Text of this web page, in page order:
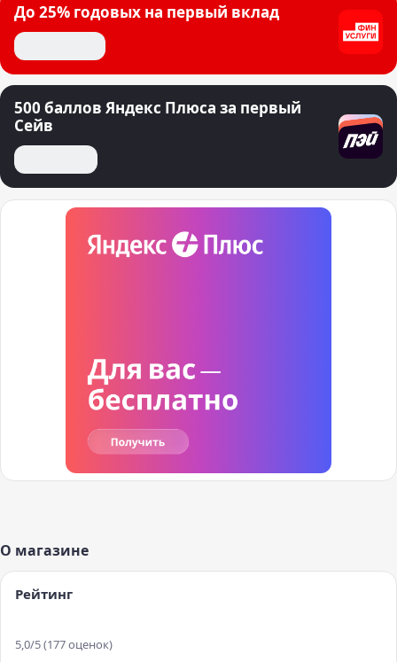
До 25% годовых на первый вклад
Открыть вклад
500 баллов Яндекс Плюса за первый
Сейв
Открыть сейв
О магазине
Рейтинг
5,0/5(177оценок)